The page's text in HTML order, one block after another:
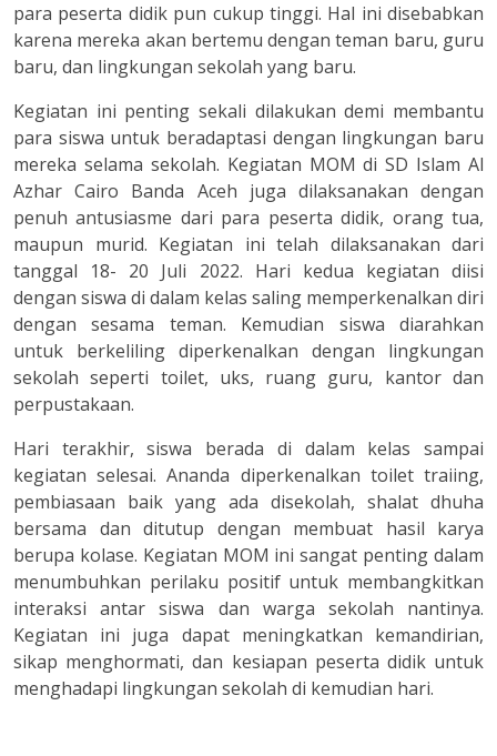
para peserta didik pun cukup tinggi. Hal ini disebabkan
karena mereka akan bertemu dengan teman baru, guru
baru, dan lingkungan sekolah yang baru.
Kegiatan ini penting sekali dilakukan demi membantu
para siswa untuk beradaptasi dengan lingkungan baru
mereka selama sekolah. Kegiatan MOM di SD Islam Al
Azhar Cairo Banda Aceh juga dilaksanakan dengan
penuh antusiasme dari para peserta didik, orang tua,
maupun murid. Kegiatan ini telah dilaksanakan dari
tanggal 18- 20 Juli 2022. Hari kedua kegiatan diisi
dengan siswa di dalam kelas saling memperkenalkan diri
dengan sesama teman. Kemudian siswa diarahkan
untuk berkeliling diperkenalkan dengan lingkungan
sekolah seperti toilet, uks, ruang guru, kantor dan
perpustakaan.
Hari terakhir, siswa berada di dalam kelas sampai
kegiatan selesai. Ananda diperkenalkan toilet traiing,
pembiasaan baik yang ada disekolah, shalat dhuha
bersama dan ditutup dengan membuat hasil karya
berupa kolase. Kegiatan MOM ini sangat penting dalam
menumbuhkan perilaku positif untuk membangkitkan
interaksi antar siswa dan warga sekolah nantinya.
Kegiatan ini juga dapat meningkatkan kemandirian,
sikap menghormati, dan kesiapan peserta didik untuk
menghadapi lingkungan sekolah di kemudian hari.